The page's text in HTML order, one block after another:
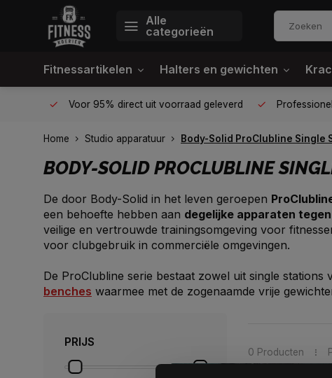
Alle
categorieën
Fitnessartikelen Halters en gewichten
Voor 95% direct uit voorraad geleverd
Home Studio apparatuur Body-Solid ProClubline Single
BODY-SOLID PROCLUBLINE
De door Body-Solid in het leven geroepen
een behoefte hebben aan degelijke apparaten
veilige en vertrouwde trainingsomgeving voor
voor clubgebruik in commerciële omgevingen.
De ProClubline serie bestaat zowel uit single stations
benches waarmee met de zogenaamde vrije
PRIJS
0 Producten